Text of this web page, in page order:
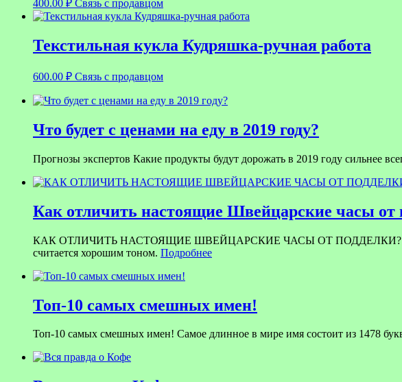
400.00 ₽ Связь с продавцом
Текстильная кукла Кудряшка-ручная работа
600.00 ₽ Связь с продавцом
Что будет с ценами на еду в 2019 году?
Прогнозы экспертов Какие продукты будут дорожать в 2019 году сильнее
Как отличить настоящие Швейцарские часы от
КАК ОТЛИЧИТЬ НАСТОЯЩИЕ ШВЕЙЦАРСКИЕ ЧАСЫ ОТ ПОДДЕЛКИ? Сегодня
считается хорошим тоном. Подробнее
Топ-10 самых смешных имен!
Топ-10 самых смешных имен! Самое длинное в мире имя состоит из 1478